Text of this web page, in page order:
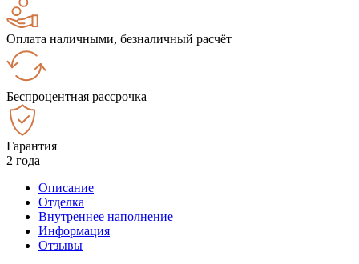
Оплата наличными, безналичный расчёт
Беспроцентная рассрочка
Гарантия
2 года
Описание
Отделка
Внутреннее наполнение
Информация
Отзывы